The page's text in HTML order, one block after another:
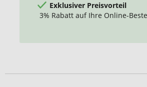
Exklusiver Preisvorteil
3% Rabatt auf Ihre Online-